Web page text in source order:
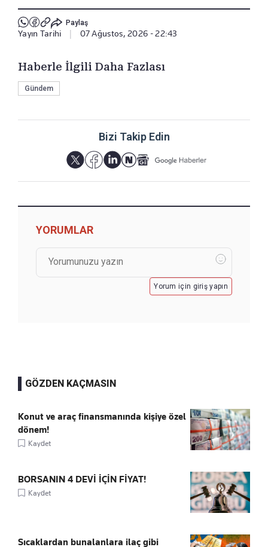
Paylaş
Yayın Tarihi 07 Ağustos, 2026 - 22:43
Haberle İlgili Daha Fazlası
Gündem
Bizi Takip Edin
YORUMLAR
Yorum için giriş yapın
GÖZDEN KAÇMASIN
Konut ve araç finansmanında kişiye özel
dönem!
Kaydet
BORSANIN 4 DEVİ İÇİN FİYAT!
Kaydet
Sıcaklardan bunalanlara ilaç gibi